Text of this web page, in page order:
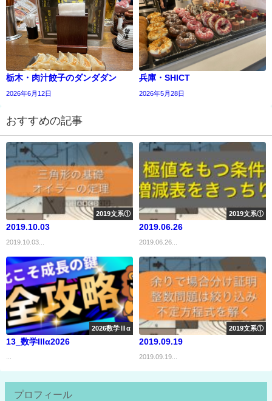
栃木・肉汁餃子のダンダダン
2026年6月12日
兵庫・SHICT
2026年5月28日
おすすめの記事
2019文系①
2019.10.03
2019.10.03...
2019文系①
2019.06.26
2019.06.26...
2026数学Ⅲα
13_数学IIIα2026
...
2019文系①
2019.09.19
2019.09.19...
プロフィール